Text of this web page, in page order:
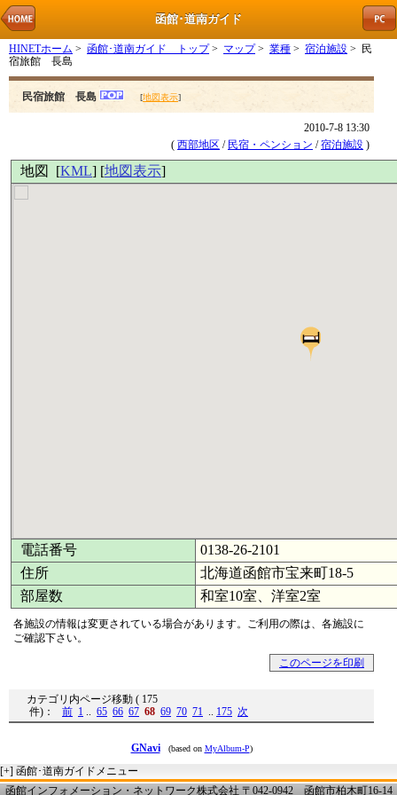
函館･道南ガイド
HINETホーム > 函館･道南ガイド トップ> マップ> 業種 > 宿泊施設 > 民
宿旅館 長島
民宿旅館 長島 [地図表示]
2010-7-8 13:30
( 西部地区 / 民宿・ペンション /宿泊施設 )
地図 [KML] [地図表示]
電話番号
0138-26-2101
住所
北海道函館市宝来町18-5
部屋数
和室10室、洋室2室
各施設の情報は変更されている場合があります。ご利用の際は、各施設に
ご確認下さい。
このページを印刷
カテゴリ内ページ移動 ( 175
件)： 前 1 .. 65 66 67 68 69 70 71 .. 175 次
GNavi (based on MyAlbum-P)
[+] 函館･道南ガイドメニュー
函館インフォメーション・ネットワーク株式会社 〒042-0942 函館市柏木町16-14